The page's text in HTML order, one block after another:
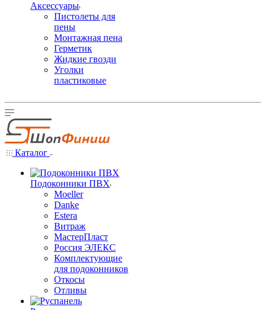
Аксессуары
Пистолеты для
пены
Монтажная пена
Герметик
Жидкие гвозди
Уголки
пластиковые
Каталог
Подоконники ПВХ
Moeller
Danke
Estera
Витраж
МастерПласт
Россия ЭЛЕКС
Комплектующие
для подоконников
Откосы
Отливы